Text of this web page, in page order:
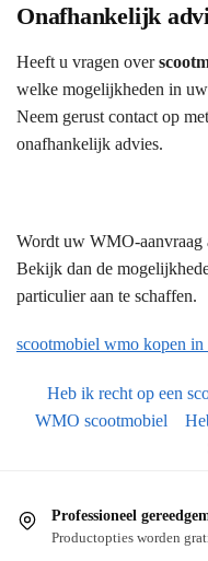
Onafhankelijk
Heeft u vragen over
welke mogelijkheden in
Neem gerust contact op met
onafhankelijk advies.
Wordt uw WMO-aanvraag
Bekijk dan de
particulier aan te schaffen.
scootmobiel wmo kopen in
Heb ik recht op een
WMO scootmobiel
Professioneel
Productopties worden